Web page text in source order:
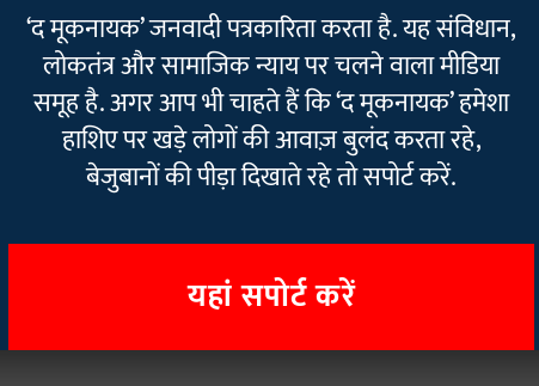
‘द मूकनायक’ जनवादी पत्रकारिता करता है. यह संविधान,
लोकतंत्र और सामाजिक न्याय पर चलने वाला मीडिया
समूह है. अगर आप भी चाहते हैं कि ‘द मूकनायक’ हमेशा
हाशिए पर खड़े लोगों की आवाज़ बुलंद करता रहे,
बेजुबानों की पीड़ा दिखाते रहे तो सपोर्ट करें.
यहां सपोर्ट करें